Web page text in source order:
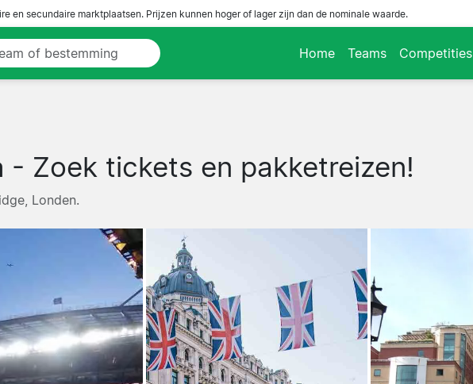
en secundaire marktplaatsen. Prijzen kunnen hoger of lager zijn dan de nominale waarde.
Home Teams Competities
- Zoek tickets en pakketreizen!
Londen.